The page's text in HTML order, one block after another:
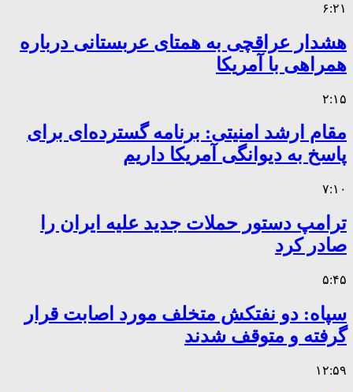
۶:۲۱
هشدار عراقچی به همتای عربستانی درباره
همراهی با آمریکا
۲:۱۵
مقام ارشد امنیتی: برنامه گسترده‌ای برای
پاسخ به دیوانگی آمریکا داریم
۷:۱۰
ترامپ دستور حملات جدید علیه ایران را
صادر کرد
۵:۴۵
سپاه: دو نفتکش متخلف مورد اصابت قرار
گرفته و متوقف شدند
۱۲:۵۹